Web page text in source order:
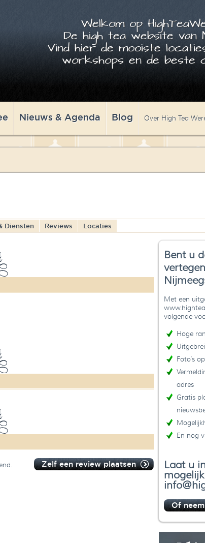
Welkom op
De high tea website van
Vind hier de mooiste
workshops en de beste
Nieuws & Agenda Blog Over High Tea
Diensten Reviews Locaties
Bent u
Met een
volgende
Hoge
Foto’s
adres
Gratis
En nog
Laat u
Of
Zelf een review plaatsen